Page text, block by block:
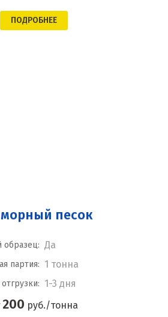
ПОДРОБНЕЕ
песок
образец: Да
партия: 1 тонна
1-3 дня
200 руб./тонна